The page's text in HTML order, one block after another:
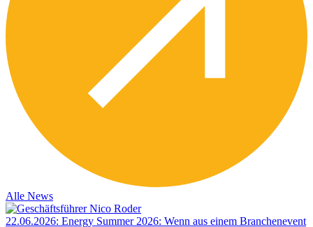
Alle News
22.06.2026: Energy Summer 2026: Wenn aus einem Branchenevent